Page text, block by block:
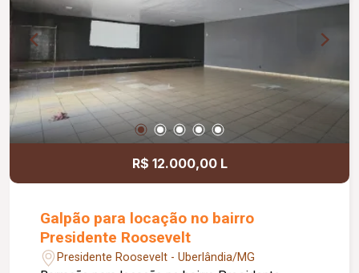
R$ 12.000,00 L
Galpão para locação no bairro
Presidente Roosevelt
Presidente Roosevelt - Uberlândia/MG